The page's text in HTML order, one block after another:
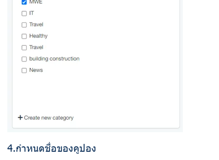
4.กำหนดชื่อของคูปอง